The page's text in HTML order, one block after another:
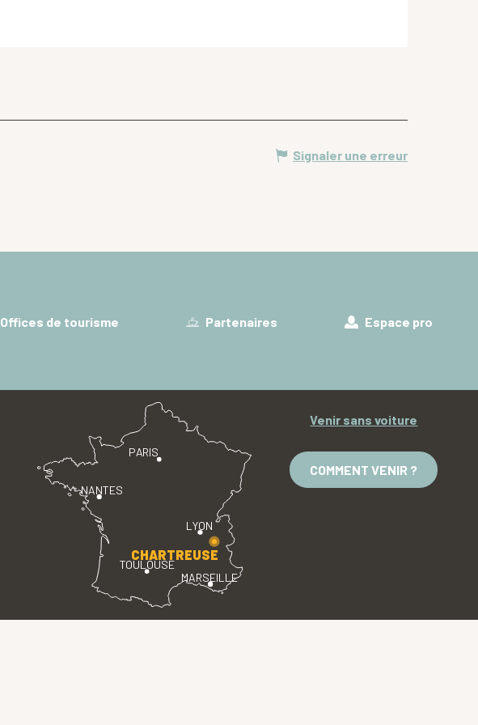
Signaler une erreur
Offices de tourisme Partenaires Espace pro
PARIS
LYON
TOULOUSE
MARSEILLE
NANTES
CHARTREUSE
Venir sans voiture
COMMENT VENIR ?